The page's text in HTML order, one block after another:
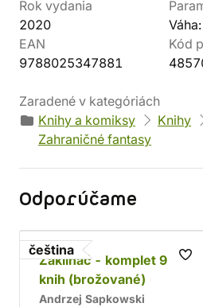
Rok vydania
2020
EAN
9788025347881
Kód
Zaradené v kategóriách
Knihy a komiksy
Knihy
Zahraničné fantasy
Odporúčame
čeština
Zaklínač - komplet 9
knih (brožované)
Andrzej Sapkowski